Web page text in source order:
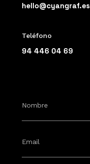
hello@cyangraf.es
Teléfono
94 446 04 69